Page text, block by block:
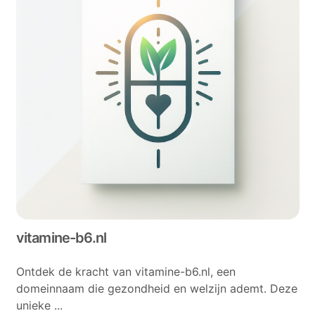
vitamine-b6.nl
Ontdek de kracht van vitamine-b6.nl, een
domeinnaam die gezondheid en welzijn ademt. Deze
unieke ...